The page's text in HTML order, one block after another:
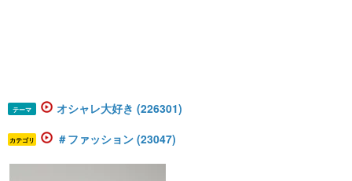
テーマ オシャレ大好き (226301)
カテゴリ ＃ファッション (23047)